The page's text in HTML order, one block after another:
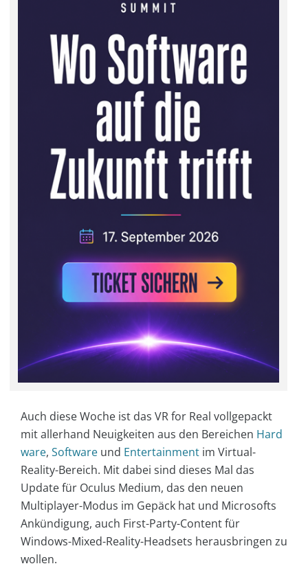
Auch diese Woche ist das VR for Real vollgepackt
mit allerhand Neuigkeiten aus den Bereichen Hard
ware, Software und Entertainment im Virtual-
Reality-Bereich. Mit dabei sind dieses Mal das
Update für Oculus Medium, das den neuen
Multiplayer-Modus im Gepäck hat und Microsofts
Ankündigung, auch First-Party-Content für
Windows-Mixed-Reality-Headsets herausbringen zu
wollen.